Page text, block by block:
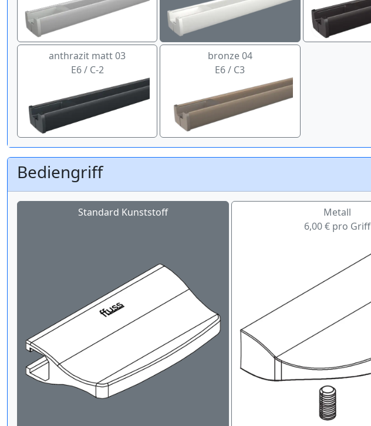
anthrazit matt 03
E6 / C-2
bronze 04
E6 / C3
Bediengriff
Standard Kunststoff
Metall
6,00 € pro Griff